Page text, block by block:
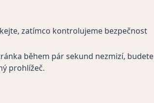
zatímco kontrolujeme bezpečnost
během pár sekund nezmizí, budete
prohlížeč.